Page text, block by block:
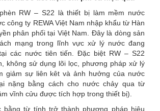
RW – S22 là thiết bị làm mềm nước
công ty REWA Việt Nam nhập khẩu từ Hàn
phân phối tại Việt Nam. Đây là dòng sản
mạng trong lĩnh vực xử lý nước đang
các nước tiên tiến. Đặc biệt RW – S22
không sử dụng lõi lọc, phương pháp xử lý
giảm sự liên kêt và ảnh hưởng của nước
nặng bằng cách cho nước chảy qua từ
vĩnh cửu được tích hợp trong thiết bị).
bằng từ tính trở thành phương pháp hiệu